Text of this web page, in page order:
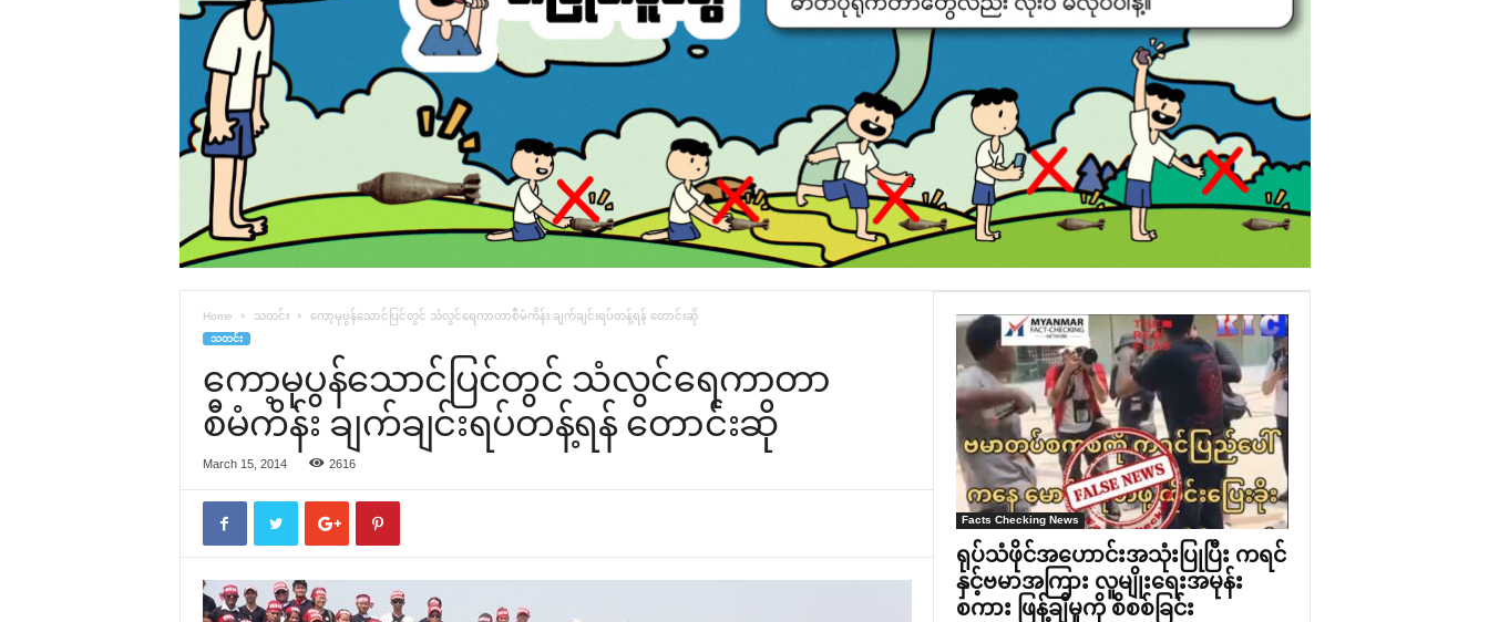
Home သတင်း ‌ကော့မုပွန်‌သောင်ပြင်တွင် သံလွင်‌ရေကာတာစီမံကိန်း ချက်ချင်းရပ်တန့်ရန် ‌တောင်းဆို
သတင်း
‌ကော့မုပွန်‌သောင်ပြင်တွင် သံလွင်‌ရေကာတာ
စီမံကိန်း ချက်ချင်းရပ်တန့်ရန် ‌တောင်းဆို
March 15, 2014 2616
Facts Checking News
ရုပ်သံဖိုင်အဟောင်းအသုံးပြုပြီး ကရင်
နှင့်ဗမာအကြား လူမျိုးရေးအမုန်း
စကား ဖြန့်ချိမှုကို စိစစ်ခြင်း